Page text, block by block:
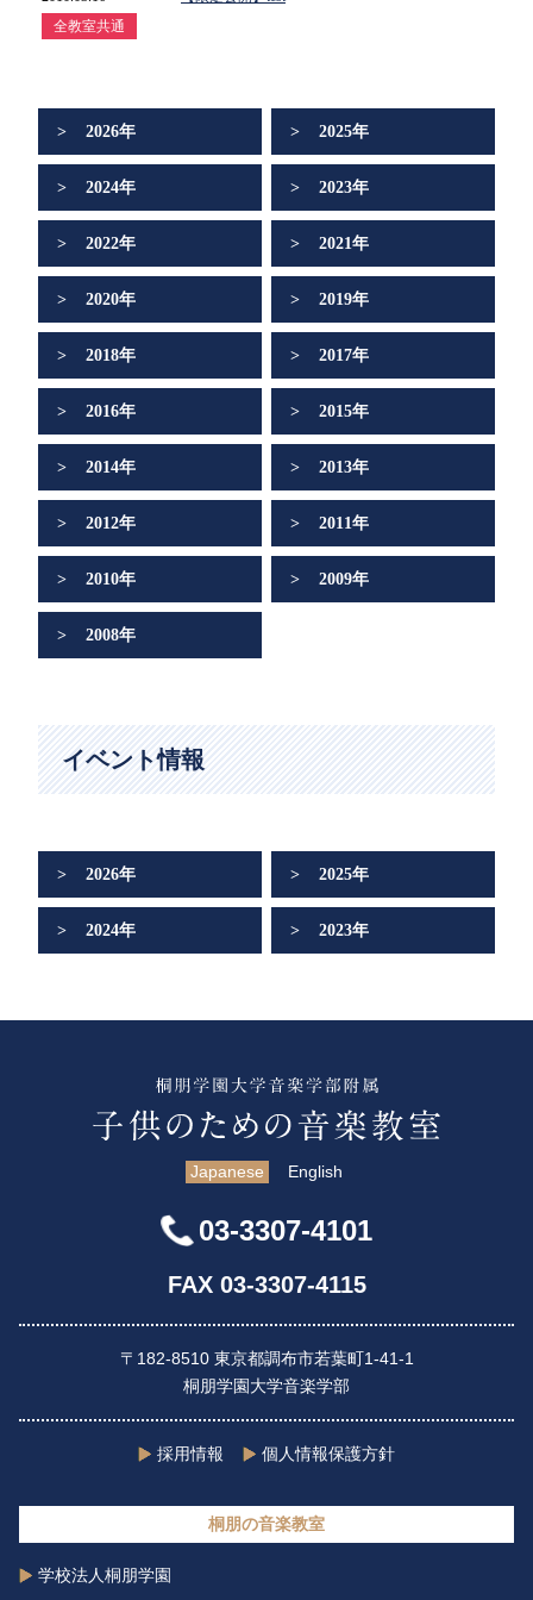
全教室共通
2026年 2025年
2024年 2023年
2022年 2021年
2020年 2019年
2018年 2017年
2016年 2015年
2014年 2013年
2012年 2011年
2010年 2009年
2008年
イベント情報
2026年 2025年
2024年 2023年
Japanese English
03-3307-4101
FAX 03-3307-4115
〒182-8510 東京都調布市若葉町1-41-1
桐朋学園大学音楽学部
採用情報 個人情報保護方針
桐朋の音楽教室
学校法人桐朋学園